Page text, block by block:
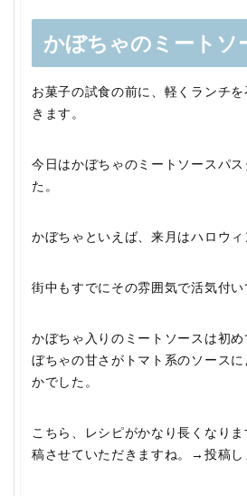
かぼちゃのミートソ
お菓子の試食の前に、軽くランチ
きます。
今日はかぼちゃのミートソースパ
た。
かぼちゃといえば、来月はハロウィ
街中もすでにその雰囲気で活気付い
かぼちゃ入りのミートソースは初
ぼちゃの甘さがトマト系のソース
かでした。
こちら、レシピがかなり長くなり
稿させていただきますね。→投稿し